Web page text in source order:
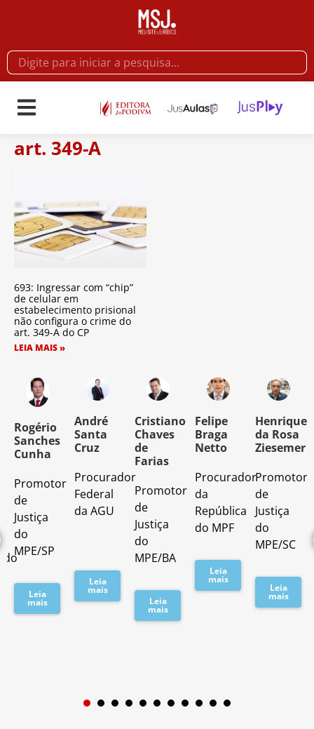
art. 349-A
693: Ingressar com “chip”
de celular em
estabelecimento prisional
não configura o crime do
art. 349-A do CP
LEIA MAIS »
Rogério
Sanches
Cunha
Promotor
de
Justiça
do
MPE/SP
Leia
mais
André
Santa
Cruz
Procurador
Federal
da AGU
Leia
mais
Cristiano
Chaves
de
Farias
Promotor
de
Justiça
do
MPE/BA
Leia
mais
Felipe
Braga
Netto
Procurador
da
República
do MPF
Leia
mais
Henrique
da Rosa
Ziesemer
Promotor
de
Justiça
do
MPE/SC
Leia
mais
1 2 3